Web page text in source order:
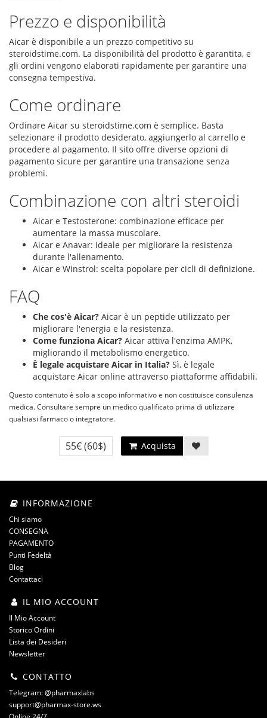
Prezzo e disponibilità
Aicar è disponibile a un prezzo competitivo su
steroidstime.com. La disponibilità del prodotto è garantita, e
gli ordini vengono elaborati rapidamente per garantire una
consegna tempestiva.
Come ordinare
Ordinare Aicar su steroidstime.com è semplice. Basta
selezionare il prodotto desiderato, aggiungerlo al carrello e
procedere al pagamento. Il sito offre diverse opzioni di
pagamento sicure per garantire una transazione senza
problemi.
Combinazione con altri steroidi
Aicar e Testosterone: combinazione efficace per
aumentare la massa muscolare.
Aicar e Anavar: ideale per migliorare la resistenza
durante l'allenamento.
Aicar e Winstrol: scelta popolare per cicli di definizione.
FAQ
Che cos'è Aicar? Aicar è un peptide utilizzato per
migliorare l'energia e la resistenza.
Come funziona Aicar? Aicar attiva l'enzima AMPK,
migliorando il metabolismo energetico.
È legale acquistare Aicar in Italia? Sì, è legale
acquistare Aicar online attraverso piattaforme affidabili.
Questo contenuto è solo a scopo informativo e non costituisce consulenza
medica. Consultare sempre un medico qualificato prima di utilizzare
qualsiasi farmaco o integratore.
55€(60$) Acquista
INFORMAZIONE
Chi siamo
CONSEGNA
PAGAMENTO
Punti Fedeltà
Blog
Contattaci
IL MIO ACCOUNT
Il Mio Account
Storico Ordini
Lista dei Desideri
Newsletter
CONTATTO
Telegram: @pharmaxlabs
support@pharmax-store.ws